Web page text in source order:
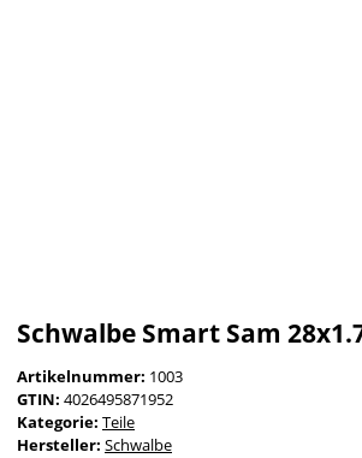
Schwalbe Smart Sam
Artikelnummer: 1003
GTIN: 4026495871952
Kategorie: Teile
Hersteller: Schwalbe